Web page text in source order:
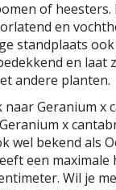
of
en
standplaats
en laat
andere planten.
naar Geranium x
x
wel bekend als
een maximale
Wil je